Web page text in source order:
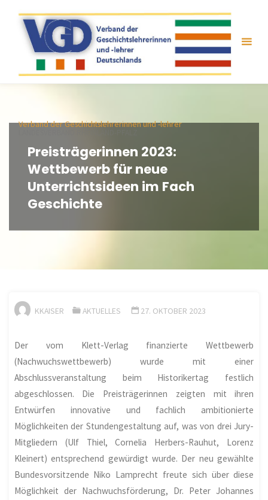
springen
Verband der Geschichtslehrerinnen und -lehrer
Preisträgerinnen 2023:
Wettbewerb für neue
Unterrichtsideen im Fach
Geschichte
KKAISER AKTUELLES 27. OKTOBER 2023
Der vom Klett-Verlag finanzierte Wettbewerb
(Nachwuchswettbewerb) wurde mit einer
Abschlussveranstaltung beim Historikertag festlich
abgeschlossen. Die Preisträgerinnen zeigten mit ihren
Entwürfen innovative und fachlich ambitionierte
Möglichkeiten der Stundengestaltung auf, was von drei Jury-
Mitgliedern (Ulf Thiel, Cornelia Herbers-Rauhut, Lorenz
Kleinert) entsprechend gewürdigt wurde. Der neu gewählte
Bundesvorsitzende Niko Lamprecht freute sich über diese
Möglichkeit der Nachwuchsförderung, Dr. Peter Johannes